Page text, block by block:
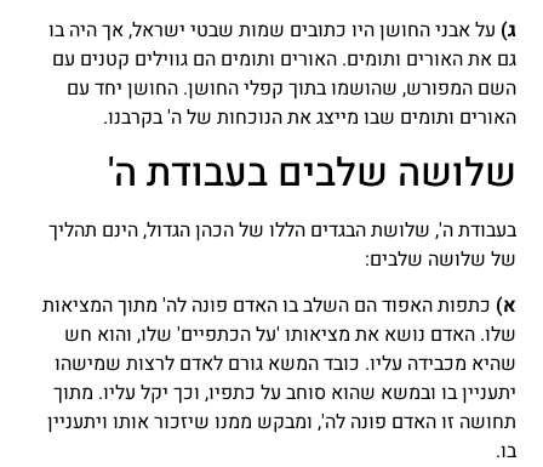
ג) על אבני החושן היו כתובים שמות שבטי ישראל, אך היה בו
גם את האורים ותומים. האורים ותומים הם גווילים קטנים עם
השם המפורש, שהושמו בתוך קפלי החושן. החושן יחד עם
האורים ותומים שבו מייצג את הנוכחות של ה' בקרבנו.
שלושה שלבים בעבודת ה'
בעבודת ה', שלושת הבגדים הללו של הכהן הגדול, הינם תהליך
של שלושה שלבים:
א) כתפות האפוד הם השלב בו האדם פונה לה' מתוך המציאות
שלו. האדם נושא את מציאותו 'על הכתפיים' שלו, והוא חש
שהיא מכבידה עליו. כובד המשא גורם לאדם לרצות שמישהו
יתעניין בו ובמשא שהוא סוחב על כתפיו, וכך יקל עליו. מתוך
תחושה זו האדם פונה לה', ומבקש ממנו שיזכור אותו ויתעניין
בו.